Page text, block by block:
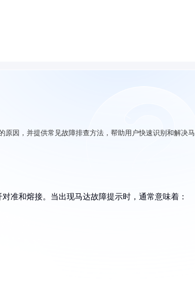
因，并提供常见故障排查方法，帮助用户快速识别和解决马
准和熔接。当出现马达故障提示时，通常意味着：